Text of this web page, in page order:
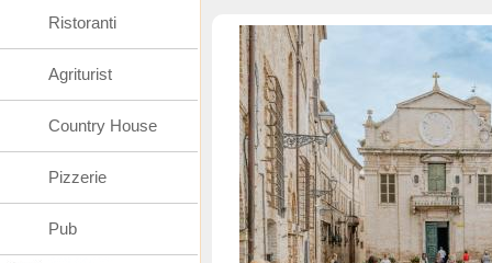
Ristoranti
Agriturist
Country House
Pizzerie
Pub